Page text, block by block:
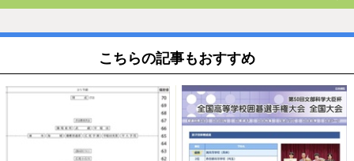
こちらの記事もおすすめ